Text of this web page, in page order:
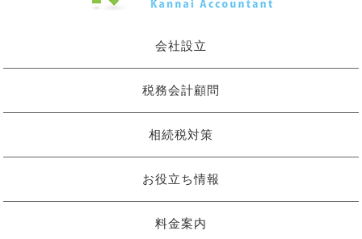
会社設立
税務会計顧問
相続税対策
お役立ち情報
料金案内